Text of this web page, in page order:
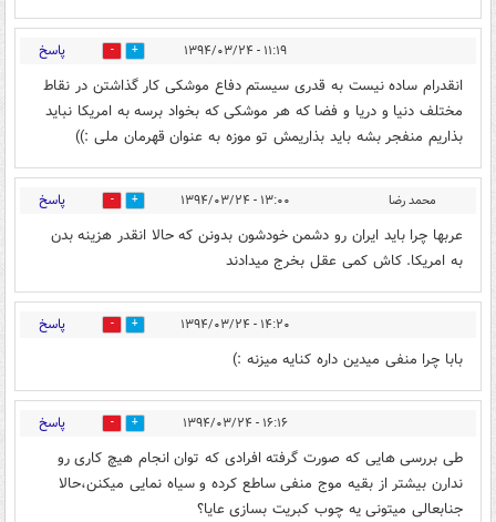
۱۱:۱۹ - ۱۳۹۴/۰۳/۲۴ 0 پاسخ
انقدرام ساده نیست به قدری سیستم دفاع موشکی کار گذاشتن در نقاط
مختلف دنیا و دریا و فضا که هر موشکی که بخواد برسه به امریکا نباید
بذاریم منفجر بشه باید بذاریمش تو موزه به عنوان قهرمان ملی :))
محمد رضا ۱۳:۰۰ - ۱۳۹۴/۰۳/۲۴ 1 پاسخ
عربها چرا باید ایران رو دشمن خودشون بدونن که حالا انقدر هزینه بدن
به امریکا. کاش کمی عقل بخرج میدادند
۱۴:۲۰ - ۱۳۹۴/۰۳/۲۴ 1 پاسخ
بابا چرا منفی میدین داره کنایه میزنه :)
۱۶:۱۶ - ۱۳۹۴/۰۳/۲۴ 0 پاسخ
طی بررسی هایی که صورت گرفته افرادی که توان انجام هیچ کاری رو
ندارن بیشتر از بقیه موج منفی ساطع کرده و سیاه نمایی میکنن،حالا
جنابعالی میتونی یه چوب کبریت بسازی عایا؟